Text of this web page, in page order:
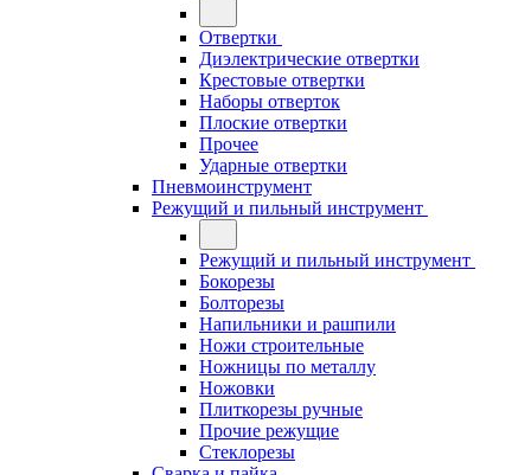
Отвертки
Диэлектрические отвертки
Крестовые отвертки
Наборы отверток
Плоские отвертки
Прочее
Ударные отвертки
Пневмоинструмент
Режущий и пильный инструмент
Режущий и пильный инструмент
Бокорезы
Болторезы
Напильники и рашпили
Ножи строительные
Ножницы по металлу
Ножовки
Плиткорезы ручные
Прочие режущие
Стеклорезы